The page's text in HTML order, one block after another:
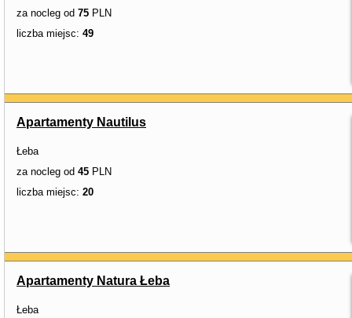
za nocleg od 75 PLN
liczba miejsc: 49
Apartamenty Nautilus
Łeba
za nocleg od 45 PLN
liczba miejsc: 20
Apartamenty Natura Łeba
Łeba